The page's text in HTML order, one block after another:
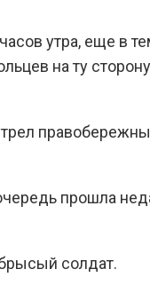
утра, еще в
на ту
прошла
солдат.